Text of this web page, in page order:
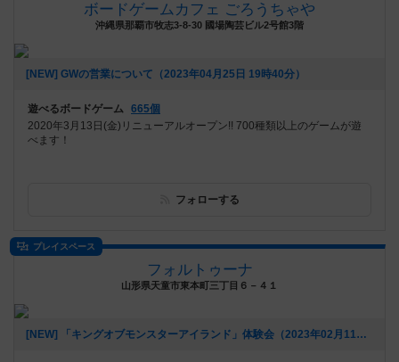
ボードゲームカフェ ごろうちゃや
沖縄県那覇市牧志3-8-30 國場陶芸ビル2号館3階
[NEW] GWの営業について（2023年04月25日 19時40分）
遊べるボードゲーム 665個
2020年3月13日(金)リニューアルオープン!! 700種類以上のゲームが遊
べます！
フォローする
プレイスペース
フォルトゥーナ
山形県天童市東本町三丁目６－４１
[NEW] 「キングオブモンスターアイランド」体験会（2023年02月11日 17時29分）